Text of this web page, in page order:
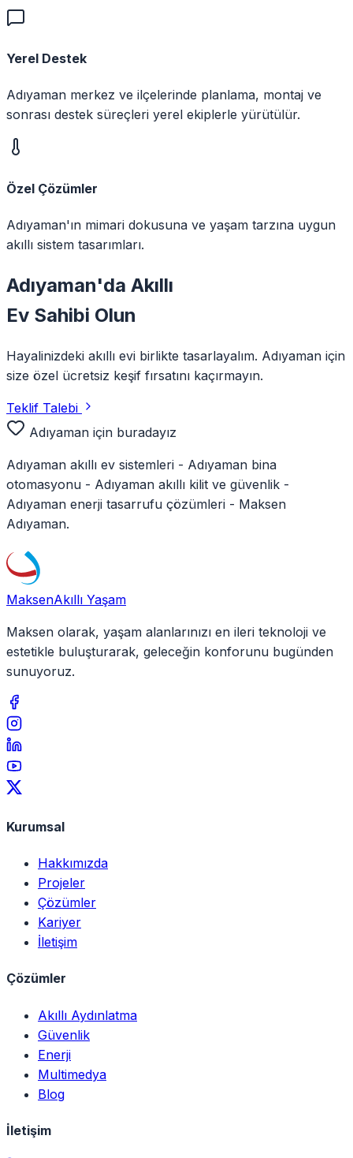
Yerel Destek
Adıyaman merkez ve ilçelerinde planlama, montaj ve
sonrası destek süreçleri yerel ekiplerle yürütülür.
Özel Çözümler
Adıyaman'ın mimari dokusuna ve yaşam tarzına uygun
akıllı sistem tasarımları.
Adıyaman'da Akıllı
Ev Sahibi Olun
Hayalinizdeki akıllı evi birlikte tasarlayalım. Adıyaman için
size özel ücretsiz keşif fırsatını kaçırmayın.
Teklif Talebi
Adıyaman için buradayız
Adıyaman akıllı ev sistemleri - Adıyaman bina
otomasyonu - Adıyaman akıllı kilit ve güvenlik -
Adıyaman enerji tasarrufu çözümleri - Maksen
Adıyaman.
MaksenAkıllı Yaşam
Maksen olarak, yaşam alanlarınızı en ileri teknoloji ve
estetikle buluşturarak, geleceğin konforunu bugünden
sunuyoruz.
Kurumsal
Hakkımızda
Projeler
Çözümler
Kariyer
İletişim
Çözümler
Akıllı Aydınlatma
Güvenlik
Enerji
Multimedya
Blog
İletişim